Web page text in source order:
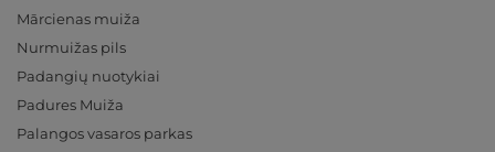
Mārcienas muiža
Nurmuižas pils
Padangių nuotykiai
Padures Muiža
Palangos vasaros parkas